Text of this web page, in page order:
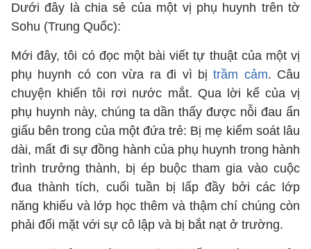
Dưới đây là chia sẻ của một vị phụ huynh trên tờ
Sohu (Trung Quốc):
Mới đây, tôi có đọc một bài viết tự thuật của một vị
phụ huynh có con vừa ra đi vì bịtrầm cảm. Câu
chuyện khiến tôi rơi nước mắt. Qua lời kể của vị
phụ huynh này, chúng ta dần thấy được nỗi đau ẩn
giấu bên trong của một đứa trẻ: Bị mẹ kiểm soát lâu
dài, mất đi sự đồng hành của phụ huynh trong hành
trình trưởng thành, bị ép buộc tham gia vào cuộc
đua thành tích, cuối tuần bị lấp đầy bởi các lớp
năng khiếu và lớp học thêm và thậm chí chúng còn
phải đối mặt với sự cô lập và bị bắt nạt ở trường.